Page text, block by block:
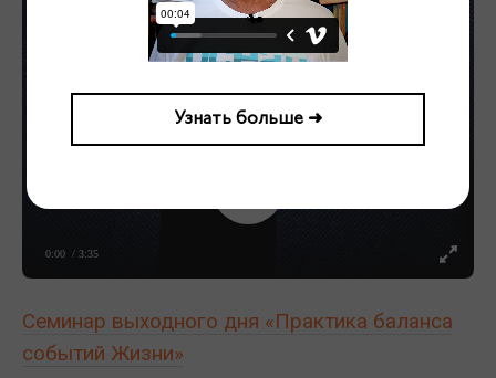
0:00 / 3:35
Семинар выходного дня «Практика баланса
событий Жизни»
Узнать больше ➜